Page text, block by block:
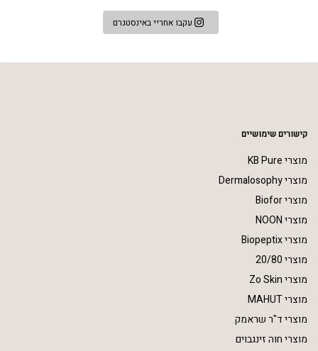
עקבו אחריי באינסטגרם
קישורים שימושיים
מוצרי KB Pure
מוצרי Dermalosophy
מוצרי Biofor
מוצרי NOON
מוצרי Biopeptix
מוצרי 20/80
מוצרי Zo Skin
מוצרי MAHUT
מוצרי ד"ר שראמק
מוצרי חוה זינגבוים